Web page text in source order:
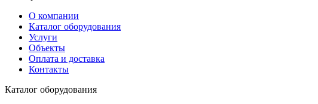
О компании
Каталог оборудования
Услуги
Объекты
Оплата и доставка
Контакты
Каталог оборудования